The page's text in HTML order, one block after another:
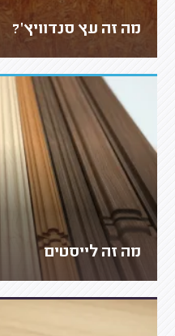
מה זה עץ סנדוויץ'?
מה זה לייסטים